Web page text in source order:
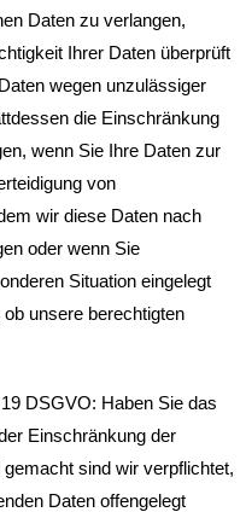
Daten zu verlangen,
Ihrer Daten überprüft
wegen unzulässiger
die Einschränkung
wenn Sie Ihre Daten zur
von
wir diese Daten nach
oder wenn Sie
Situation eingelegt
unsere berechtigten
DSGVO: Haben Sie das
Einschränkung der
sind wir verpflichtet,
Daten offengelegt